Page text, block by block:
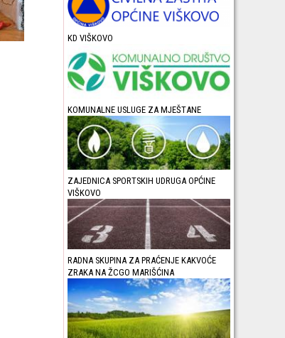
KD VIŠKOVO
KOMUNALNE USLUGE ZA MJEŠTANE
ZAJEDNICA SPORTSKIH UDRUGA OPĆINE
VIŠKOVO
RADNA SKUPINA ZA PRAĆENJE KAKVOĆE
ZRAKA NA ŽCGO MARIŠĆINA